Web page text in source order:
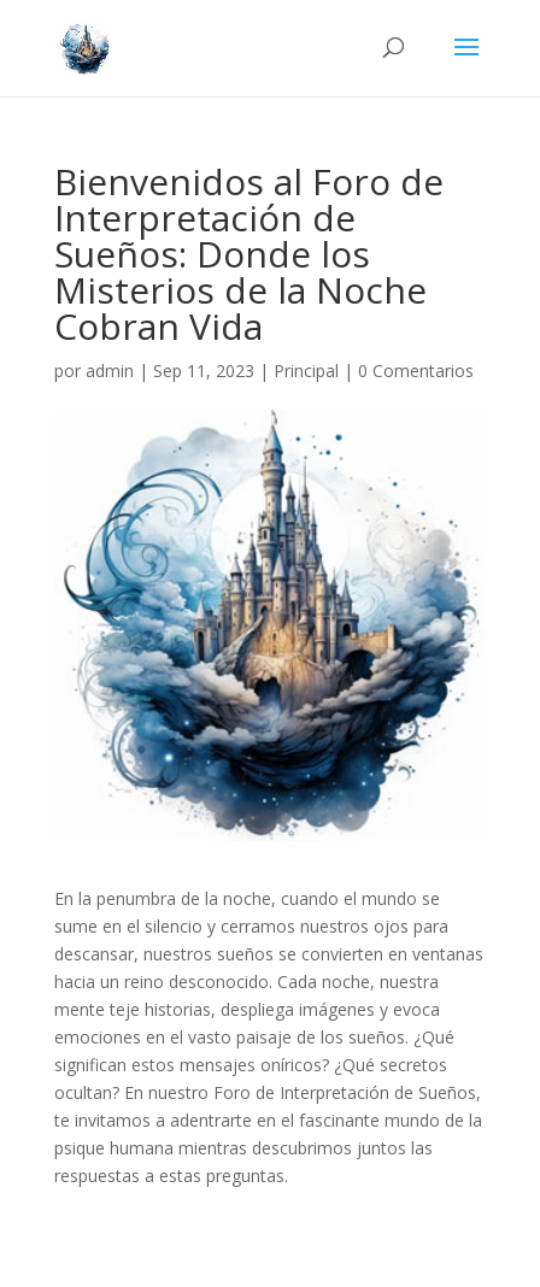
Bienvenidos al Foro de
Interpretación de
Sueños: Donde los
Misterios de la Noche
Cobran Vida
por admin | Sep 11, 2023 | Principal | 0 Comentarios
En la penumbra de la noche, cuando el mundo se
sume en el silencio y cerramos nuestros ojos para
descansar, nuestros sueños se convierten en ventanas
hacia un reino desconocido. Cada noche, nuestra
mente teje historias, despliega imágenes y evoca
emociones en el vasto paisaje de los sueños. ¿Qué
significan estos mensajes oníricos? ¿Qué secretos
ocultan? En nuestro Foro de Interpretación de Sueños,
te invitamos a adentrarte en el fascinante mundo de la
psique humana mientras descubrimos juntos las
respuestas a estas preguntas.